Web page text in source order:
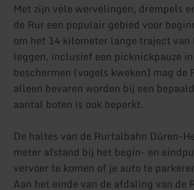
Met zijn vele wervelingen, drempels
de Rur een populair gebied voor
om het 14 kilometer lange traject
leggen, inclusief een picknickpauze
beschermen (vogels kweken) mag
alleen bevaren worden bij een
aantal boten is ook beperkt.
De haltes van de Rurtalbahn Düren-
meter afstand bij het begin- en
vervoer te komen of je auto te
Aan het einde van de afdaling van